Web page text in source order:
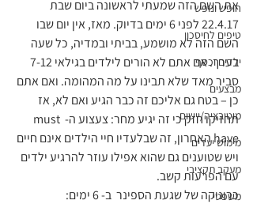
חופש ונופש
טיפים לחיסכון
ילדים וכסף
מבצעים
מוטיבציה/יישום
מימוש יעדים
מעקב תקציבי
משפטי
את השם הזה שמעתי לראשונה ביום שבת
22.4.17 לפני 6 ימים בדיוק. מאז, אין יום שבו
השם הזה לא מושמע, בביתי ובמדיה, כל שעה
סביר מאד שלא תבינו על מה המהומה. ואם אתם
כן – בטח גם אליכם זה כבר הגיע ואם לא, אז
תחזיקו חזק כי זה יגיע מחר: צעצוע ה- must
have האחרון, זה שבלעדיו חיי הילדים אינם חיים
ויש שטוענים גם שהוא אפילו עוזר להרגיע ילדים
עם הפרעות קשב.
כרוניקה של שגעת הספינר  ב- 6 ימים: